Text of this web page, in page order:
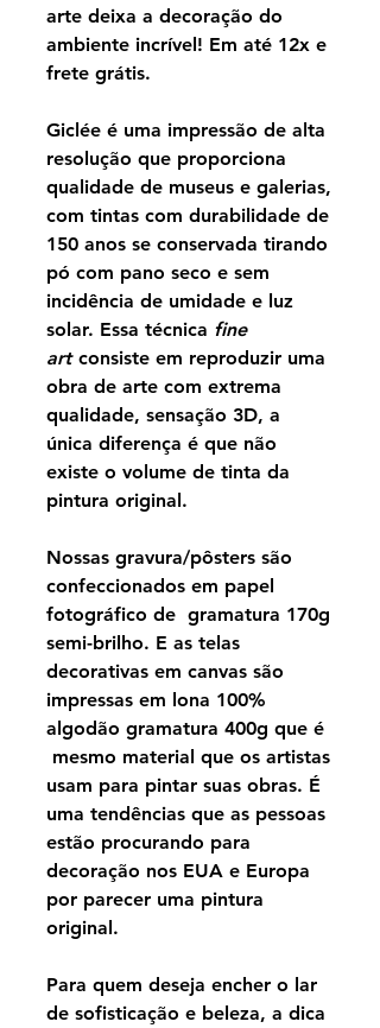
arte deixa a decoração do
ambiente incrível! Em até 12x e
frete grátis.
Giclée é uma impressão de alta
resolução que proporciona
qualidade de museus e galerias,
com tintas com durabilidade de
150 anos se conservada tirando
pó com pano seco e sem
incidência de umidade e luz
solar. Essa técnica fine
artconsiste em reproduzir uma
obra de arte com extrema
qualidade, sensação 3D, a
única diferença é que não
existe o volume de tinta da
pintura original.
Nossas gravura/pôsters são
confeccionados em papel
fotográfico de gramatura 170g
semi-brilho. E as telas
decorativas em canvas são
impressas em lona 100%
algodão gramatura 400g que é
mesmo material que os artistas
usam para pintar suas obras. É
uma tendências que as pessoas
estão procurando para
decoração nos EUA e Europa
por parecer uma pintura
original.
Para quem deseja encher o lar
de sofisticação e beleza, a dica